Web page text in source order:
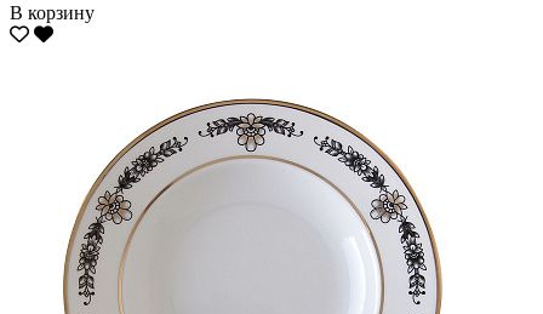
В корзину